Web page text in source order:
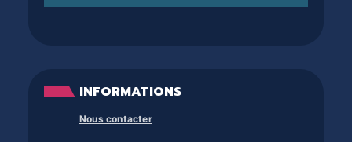
INFORMATIONS
Nous contacter